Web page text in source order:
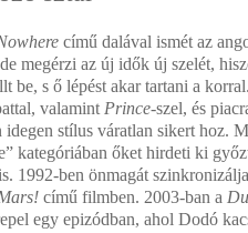
című dalával ismét az
megérzi az új idők új szelét,
be, s ő lépést akar tartani a
valamint Prince-szel, és
idegen stílus váratlan sikert hoz.
kategóriában őket hirdeti ki
1992-ben önmagát
című filmben. 2003-ban a
egy epizódban, ahol Dodó